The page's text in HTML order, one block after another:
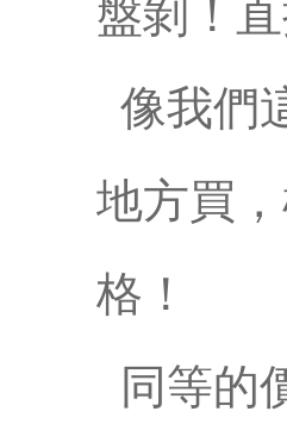
盤剝！
像我們
地方買
格！
同等的